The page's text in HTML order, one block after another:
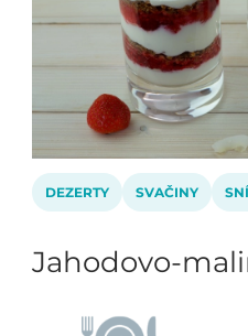
DEZERTY SVAČINY
Jahodovo-